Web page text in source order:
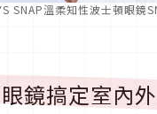
SNAP溫柔知性波士頓眼
鏡搞定室內